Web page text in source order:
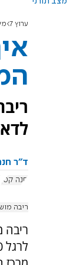
ערוץ 7
ד"ר
חנה קטן
ריבה